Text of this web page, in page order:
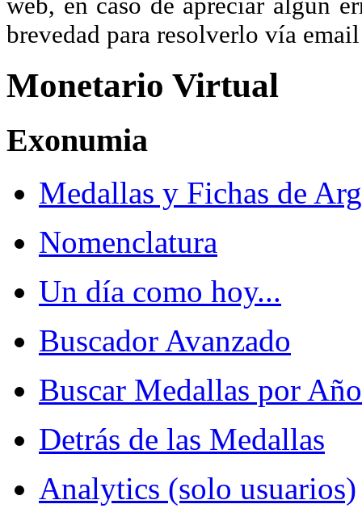
brevedad para resolverlo vía
Monetario Virtual
Exonumia
Medallas y Fichas de
Nomenclatura
Un día como hoy...
Buscador Avanzado
Buscar Medallas por Año
Detrás de las Medallas
Analytics (solo usuarios)